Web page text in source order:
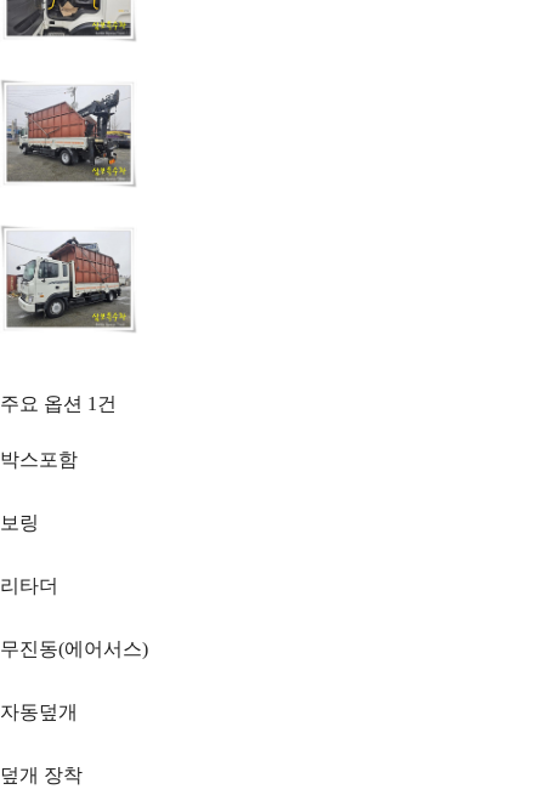
주요 옵션 1 건
박스포함
보링
리타더
무진동(에어서스)
자동덮개
덮개 장착